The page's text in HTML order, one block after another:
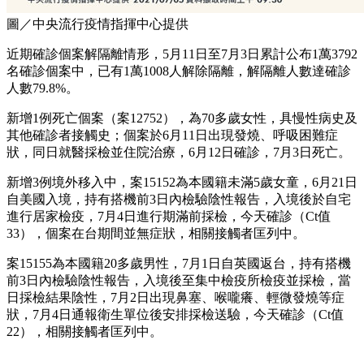
圖／中央流行疫情指揮中心提供
近期確診個案解隔離情形，5月11日至7月3日累計公布1萬3792
名確診個案中，已有1萬1008人解除隔離，解隔離人數達確診
人數79.8%。
新增1例死亡個案（案12752），為70多歲女性，具慢性病史及
其他確診者接觸史；個案於6月11日出現發燒、呼吸困難症
狀，同日就醫採檢並住院治療，6月12日確診，7月3日死亡。
新增3例境外移入中，案15152為本國籍未滿5歲女童，6月21日
自美國入境，持有搭機前3日內檢驗陰性報告，入境後於自宅
進行居家檢疫，7月4日進行期滿前採檢，今天確診（Ct值
33），個案在台期間並無症狀，相關接觸者匡列中。
案15155為本國籍20多歲男性，7月1日自英國返台，持有搭機
前3日內檢驗陰性報告，入境後至集中檢疫所檢疫並採檢，當
日採檢結果陰性，7月2日出現鼻塞、喉嚨癢、輕微發燒等症
狀，7月4日通報衛生單位後安排採檢送驗，今天確診（Ct值
22），相關接觸者匡列中。